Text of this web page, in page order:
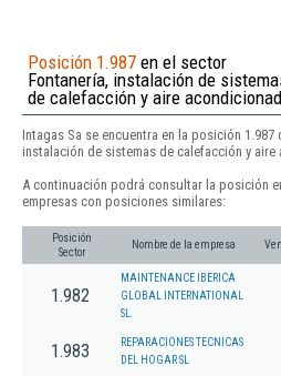
Posición 1.987 en el sector
Fontanería, instalación de
de calefacción y aire
Intagas Sa se encuentra en la posición 1.987
instalación de sistemas de calefacción y aire
A continuación podrá consultar la posición
empresas con posiciones similares:
Posición
Sector
Nombre de la empresa
1.982
MAINTENANCE IBERICA
GLOBAL INTERNATIONAL
SL.
1.983
REPARACIONES TECNICAS
DEL HOGAR SL